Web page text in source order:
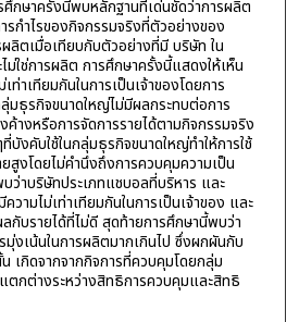
ศึกษาครั้งนี้พบหลักฐานที่เด่นชัดว่าการผลิต
รกำไรของกิจกรรมจริงที่ตัวอย่างของ
ลิตเมื่อเทียบกับตัวอย่างที่มี บริษัท ใน
ใช่การผลิต การศึกษาครั้งนี้แสดงให้เห็น
ท่าเทียมกันในการเป็นเจ้าของโดยการ
มธุรกิจขนาดใหญ่ไม่มีผลกระทบต่อการ
างหรือการจัดการรายได้ตามกิจกรรมจริง
บังคับใช้ในกลุ่มธุรกิจขนาดใหญ่ทำให้การใช้
ยสูงโดยไม่คำนึงถึงการควบคุมความเป็น
ว่าบริษัทประเภทแชบอลที่บริหาร และ
ามไม่เท่าเทียมกันในการเป็นเจ้าของ และ
กับรายได้ที่ไม่ดี สุดท้ายการศึกษานี้พบว่า
งเน้นในการผลิตมากเกินไป ซึ่งผกผันกับ
เกิดจากจากกิจการที่ควบคุมโดยกลุ่ม
กต่างระหว่างสิทธิการควบคุมและสิทธิ